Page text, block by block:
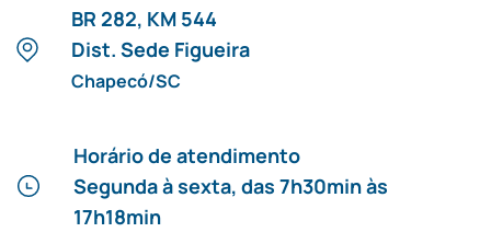
BR 282, KM 544
Dist. Sede Figueira
Chapecó/SC
Horário de atendimento
Segunda à sexta, das 7h30min às
17h18min